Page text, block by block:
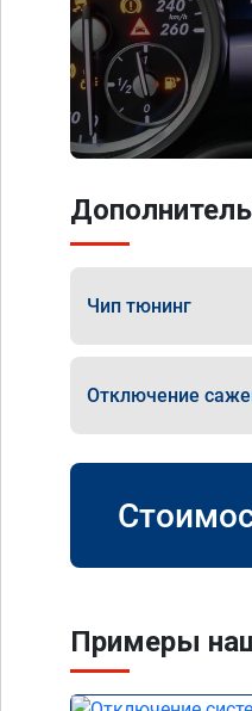
Чип тюнинг
Отключение
Примеры